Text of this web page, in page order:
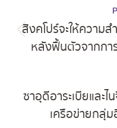
navigation
สิงคโปร์จะให้ความ
หลังฟื้นตัวจากกา
ซาอุดีอาระเบียและ
เครือข่ายกลุ่